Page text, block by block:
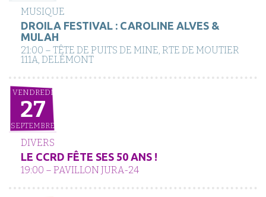
MUSIQUE
DROILA FESTIVAL : CAROLINE ALVES &
MULAH
21:00 – TÊTE DE PUITS DE MINE, RTE DE MOUTIER
111A, DELÉMONT
VENDREDI
27
SEPTEMBRE
DIVERS
LE CCRD FÊTE SES 50 ANS !
19:00 – PAVILLON JURA-24